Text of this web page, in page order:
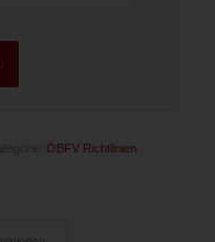
ÖBFV Richtlinien